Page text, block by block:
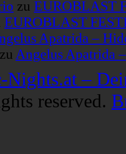
zu EUROBLAST
EUROBLAST
Apatrida –
zu Angelus Apatrida
Nights.at –
reserved.